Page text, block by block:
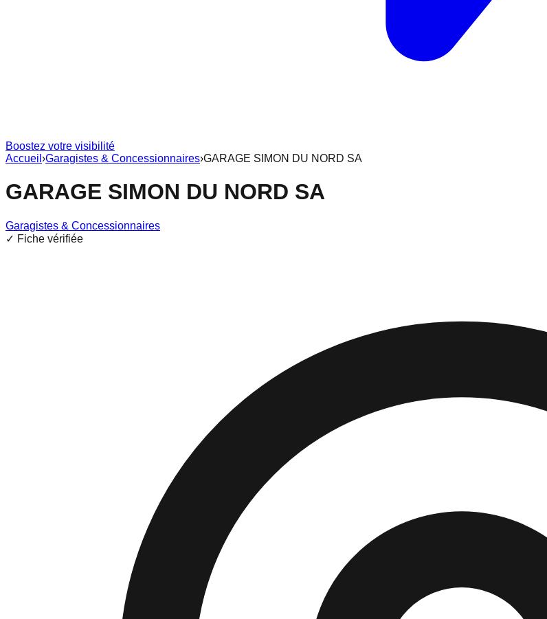
Boostez votre visibilité
Accueil ›Garagistes & Concessionnaires›GARAGE SIMON DU NORD SA
GARAGE SIMON DU NORD SA
Garagistes & Concessionnaires
✓ Fiche vérifiée